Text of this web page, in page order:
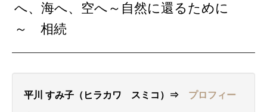
へ、海へ、空へ～自然に還るために
～ 相続
平川 すみ子（ヒラカワ スミコ）⇒ プロフィー